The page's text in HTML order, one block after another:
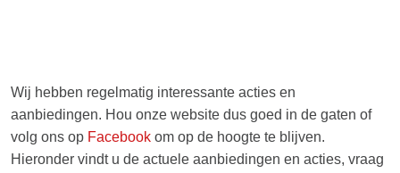
Wij hebben regelmatig interessante acties en
aanbiedingen. Hou onze website dus goed in de gaten of
volg ons op Facebook om op de hoogte te blijven.
Hieronder vindt u de actuele aanbiedingen en acties, vraag